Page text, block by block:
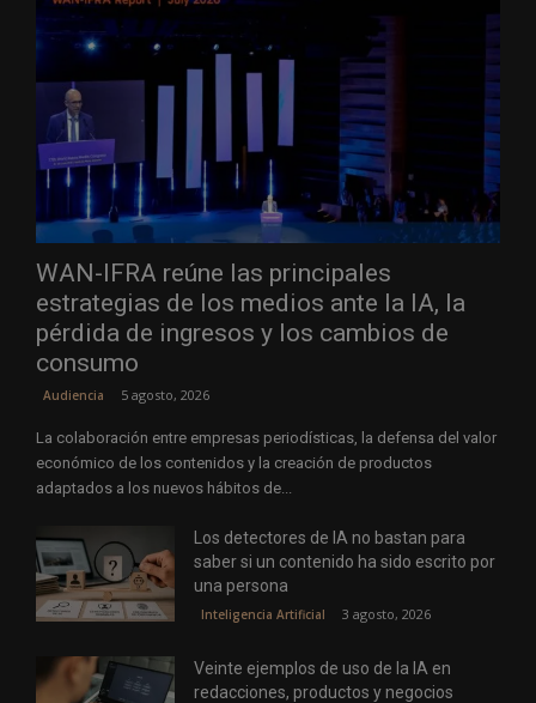
WAN-IFRA reúne las principales
estrategias de los medios ante la IA, la
pérdida de ingresos y los cambios de
consumo
Audiencia 5 agosto, 2026
La colaboración entre empresas periodísticas, la defensa del valor
económico de los contenidos y la creación de productos
adaptados a los nuevos hábitos de...
Los detectores de IA no bastan para
saber si un contenido ha sido escrito por
una persona
Inteligencia Artificial 3 agosto, 2026
Veinte ejemplos de uso de la IA en
redacciones, productos y negocios